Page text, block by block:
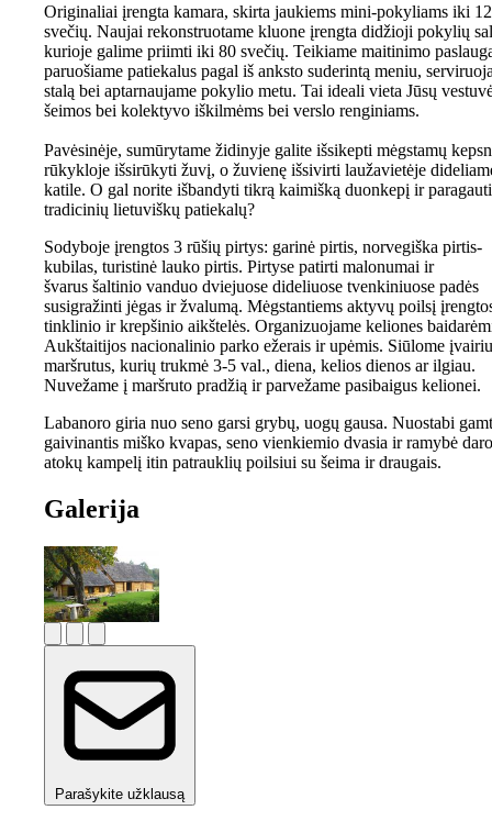
Originaliai įrengta kamara, skirta jaukiems mini-pokyliams iki 12
svečių. Naujai rekonstruotame kluone įrengta didžioji pokylių
kurioje galime priimti iki 80 svečių. Teikiame maitinimo
paruošiame patiekalus pagal iš anksto suderintą meniu,
stalą bei aptarnaujame pokylio metu. Tai ideali vieta Jūsų
šeimos bei kolektyvo iškilmėms bei verslo renginiams.
Pavėsinėje, sumūrytame židinyje galite išsikepti mėgstamų
rūkykloje išsirūkyti žuvį, o žuvienę išsivirti laužavietėje
katile. O gal norite išbandyti tikrą kaimišką duonkepį ir paragauti
tradicinių lietuviškų patiekalų?
Sodyboje įrengtos 3 rūšių pirtys: garinė pirtis, norvegiška pirtis-
kubilas, turistinė lauko pirtis. Pirtyse patirti malonumai ir
švarus šaltinio vanduo dviejuose dideliuose tvenkiniuose padės
susigražinti jėgas ir žvalumą. Mėgstantiems aktyvų poilsį
tinklinio ir krepšinio aikštelės. Organizuojame keliones
Aukštaitijos nacionalinio parko ežerais ir upėmis. Siūlome
maršrutus, kurių trukmė 3-5 val., diena, kelios dienos ar ilgiau.
Nuvežame į maršruto pradžią ir parvežame pasibaigus kelionei.
Labanoro giria nuo seno garsi grybų, uogų gausa. Nuostabi
gaivinantis miško kvapas, seno vienkiemio dvasia ir ramybė
atokų kampelį itin patrauklių poilsiui su šeima ir draugais.
Galerija
Parašykite užklausą